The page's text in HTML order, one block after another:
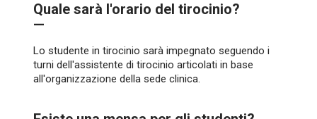
Quale sarà l'orario del tirocinio?
—
Lo studente in tirocinio sarà impegnato seguendo i
turni dell'assistente di tirocinio articolati in base
all'organizzazione della sede clinica.